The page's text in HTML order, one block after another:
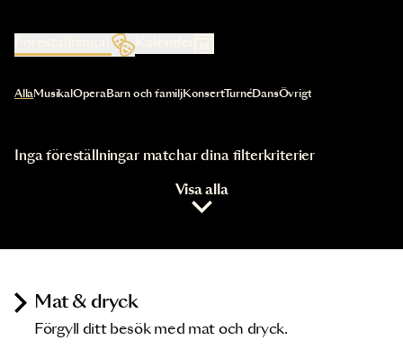
Kalender
Val av kategori uppdaterar innehållet automatiskt
AllaMusikal OperaBarn och familjKonsertTurnéDansÖvrigt
Inga föreställningar matchar dina filterkriterier
Visa alla
Mat & dryck
Förgyll ditt besök med mat och dryck.